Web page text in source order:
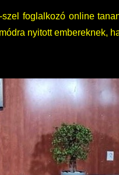
foglalkozó online
nyitott embereknek,